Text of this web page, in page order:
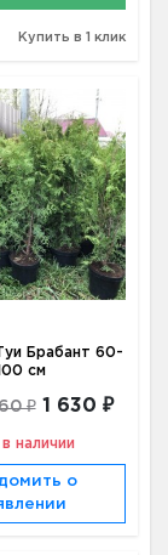
Купить в 1 клик
Брабант 60-
см
₽ 1 630 ₽
наличии
о